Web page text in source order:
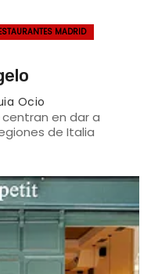
MADRID
Ocio
en dar a
de Italia